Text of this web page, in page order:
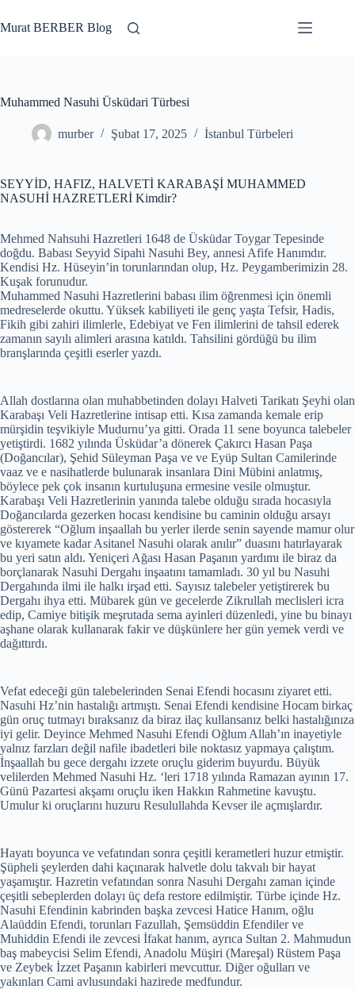
to
content
Murat BERBER Blog
Muhammed Nasuhi Üsküdari Türbesi
murber Şubat 17, 2025 İstanbul Türbeleri
SEYYİD, HAFIZ, HALVETİ KARABAŞİ MUHAMMED
NASUHİ HAZRETLERİ Kimdir?
Mehmed Nahsuhi Hazretleri 1648 de Üsküdar Toygar Tepesinde
doğdu. Babası Seyyid Sipahi Nasuhi Bey, annesi Afife Hanımdır.
Kendisi Hz. Hüseyin’in torunlarından olup, Hz. Peygamberimizin 28.
Kuşak forunudur.
Muhammed Nasuhi Hazretlerini babası ilim öğrenmesi için önemli
medreselerde okuttu. Yüksek kabiliyeti ile genç yaşta Tefsir, Hadis,
Fikih gibi zahiri ilimlerle, Edebiyat ve Fen ilimlerini de tahsil ederek
zamanın sayılı alimleri arasına katıldı. Tahsilini gördüğü bu ilim
branşlarında çeşitli eserler yazdı.
Allah dostlarına olan muhabbetinden dolayı Halveti Tarikatı Şeyhi olan
Karabaşı Veli Hazretlerine intisap etti. Kısa zamanda kemale erip
mürşidin teşvikiyle Mudurnu’ya gitti. Orada 11 sene boyunca talebeler
yetiştirdi. 1682 yılında Üsküdar’a dönerek Çakırcı Hasan Paşa
(Doğancılar), Şehid Süleyman Paşa ve ve Eyüp Sultan Camilerinde
vaaz ve e nasihatlerde bulunarak insanlara Dini Mübini anlatmış,
böylece pek çok insanın kurtuluşuna ermesine vesile olmuştur.
Karabaşı Veli Hazretlerinin yanında talebe olduğu sırada hocasıyla
Doğancılarda gezerken hocası kendisine bu caminin olduğu arsayı
göstererek “Oğlum inşaallah bu yerler ilerde senin sayende mamur olur
ve kıyamete kadar Asitanel Nasuhi olarak anılır” duasını hatırlayarak
bu yeri satın aldı. Yeniçeri Ağası Hasan Paşanın yardımı ile biraz da
borçlanarak Nasuhi Dergahı inşaatını tamamladı. 30 yıl bu Nasuhi
Dergahında ilmi ile halkı irşad etti. Sayısız talebeler yetiştirerek bu
Dergahı ihya etti. Mübarek gün ve gecelerde Zikrullah meclisleri icra
edip, Camiye bitişik meşrutada sema ayinleri düzenledi, yine bu binayı
aşhane olarak kullanarak fakir ve düşkünlere her gün yemek verdi ve
dağıttırdı.
Vefat edeceği gün talebelerinden Senai Efendi hocasını ziyaret etti.
Nasuhi Hz’nin hastalığı artmıştı. Senai Efendi kendisine Hocam birkaç
gün oruç tutmayı bıraksanız da biraz ilaç kullansanız belki hastalığınıza
iyi gelir. Deyince Mehmed Nasuhi Efendi Oğlum Allah’ın inayetiyle
yalnız farzları değil nafile ibadetleri bile noktasız yapmaya çalıştım.
İnşaallah bu gece dergahı izzete oruçlu giderim buyurdu. Büyük
velilerden Mehmed Nasuhi Hz. ‘leri 1718 yılında Ramazan ayının 17.
Günü Pazartesi akşamı oruçlu iken Hakkın Rahmetine kavuştu.
Umulur ki oruçlarını huzuru Resulullahda Kevser ile açmışlardır.
Hayatı boyunca ve vefatından sonra çeşitli kerametleri huzur etmiştir.
Şüpheli şeylerden dahi kaçınarak halvetle dolu takvalı bir hayat
yaşamıştır. Hazretin vefatından sonra Nasuhi Dergahı zaman içinde
çeşitli sebeplerden dolayı üç defa restore edilmiştir. Türbe içinde Hz.
Nasuhi Efendinin kabrinden başka zevcesi Hatice Hanım, oğlu
Alaüddin Efendi, torunları Fazullah, Şemsüddin Efendiler ve
Muhiddin Efendi ile zevcesi İfakat hanım, ayrıca Sultan 2. Mahmudun
baş mabeycisi Selim Efendi, Anadolu Müşiri (Mareşal) Rüstem Paşa
ve Zeybek İzzet Paşanın kabirleri mevcuttur. Diğer oğulları ve
yakınları Cami avlusundaki hazirede medfundur.